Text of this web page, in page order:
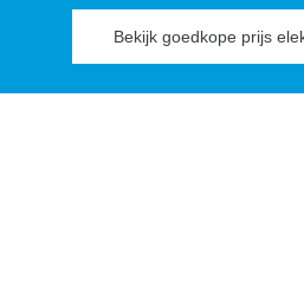
Bekijk goedkope prijs